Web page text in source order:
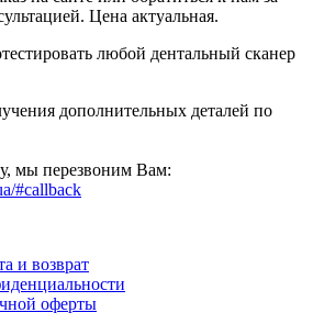
Цена актуальная.
любой дентальный сканер
дополнительных деталей по
мы перезвоним Вам:
#callback
и возврат
оферты